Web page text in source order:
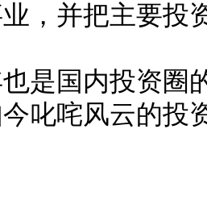
，并把主要投
是国内投资圈
叱咤风云的投